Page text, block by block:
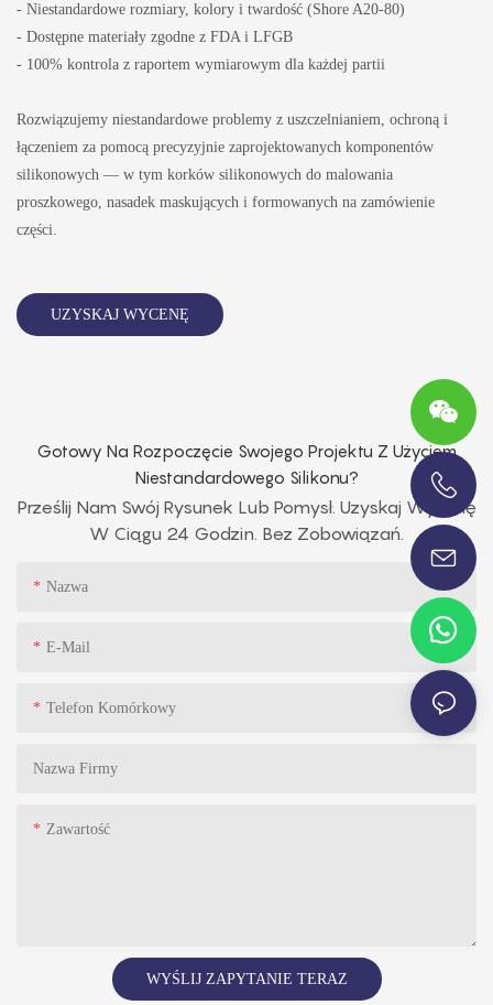
- Niestandardowe rozmiary, kolory i twardość (Shore A20-80)
- Dostępne materiały zgodne z FDA i LFGB
- 100% kontrola z raportem wymiarowym dla każdej partii
Rozwiązujemy niestandardowe problemy z uszczelnianiem, ochroną i
łączeniem za pomocą precyzyjnie zaprojektowanych komponentów
silikonowych — w tym korków silikonowych do malowania
proszkowego, nasadek maskujących i formowanych na zamówienie
części.
UZYSKAJ WYCENĘ
Gotowy Na Rozpoczęcie Swojego Projektu Z Użyciem
Niestandardowego Silikonu?
Prześlij Nam Swój Rysunek Lub Pomysł. Uzyskaj Wycenę
W Ciągu 24 Godzin. Bez Zobowiązań.
Nazwa
E-Mail
Telefon Komórkowy
Nazwa Firmy
Zawartość
WYŚLIJ ZAPYTANIE TERAZ